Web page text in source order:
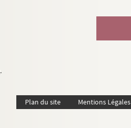
.
Plan du site Mentions Légales